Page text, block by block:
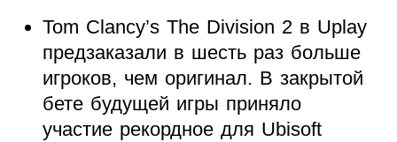
Tom Clancy’s The Division 2 в Uplay
предзаказали в шесть раз больше
игроков, чем оригинал. В закрытой
бете будущей игры приняло
участие рекордное для Ubisoft